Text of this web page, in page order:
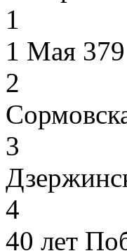
1
1 Мая 379
2
3
4
40 лет